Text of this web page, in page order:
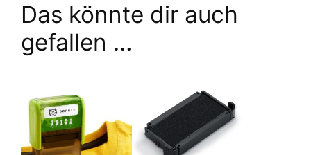
Das könnte dir auch
gefallen …